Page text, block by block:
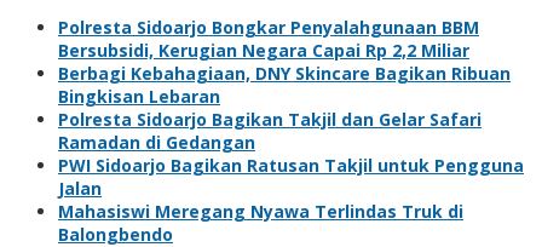
Polresta Sidoarjo Bongkar Penyalahgunaan BBM
Bersubsidi, Kerugian Negara Capai Rp 2,2 Miliar
Berbagi Kebahagiaan, DNY Skincare Bagikan Ribuan
Bingkisan Lebaran
Polresta Sidoarjo Bagikan Takjil dan Gelar Safari
Ramadan di Gedangan
PWI Sidoarjo Bagikan Ratusan Takjil untuk Pengguna
Jalan
Mahasiswi Meregang Nyawa Terlindas Truk di
Balongbendo